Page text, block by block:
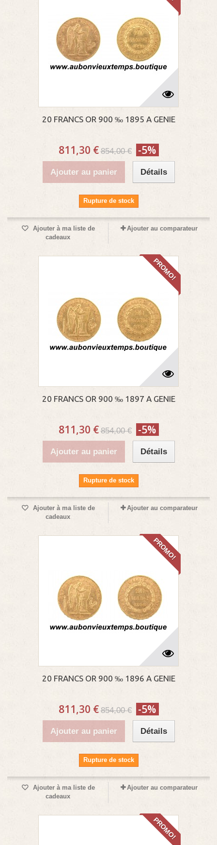
20 FRANCS OR 900 ‰ 1895 A GENIE
811,30 € 854,00 € -5%
Ajouter au panier Détails
Rupture de stock
Ajouter à ma liste de
cadeaux
Ajouter au comparateur
PROMO!
20 FRANCS OR 900 ‰ 1897 A GENIE
811,30 € 854,00 € -5%
Ajouter au panier Détails
Rupture de stock
Ajouter à ma liste de
cadeaux
Ajouter au comparateur
PROMO!
20 FRANCS OR 900 ‰ 1896 A GENIE
811,30 € 854,00 € -5%
Ajouter au panier Détails
Rupture de stock
Ajouter à ma liste de
cadeaux
Ajouter au comparateur
PROMO!